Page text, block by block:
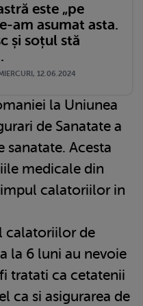
este „pe
am asumat asta.
și soțul stă
12.06.2024
la Uniunea
de Sanatate a
sanatate. Acesta
medicale din
calatoriilor in
calatoriilor de
la 6 luni au nevoie
tratati ca cetatenii
ca si asigurarea de